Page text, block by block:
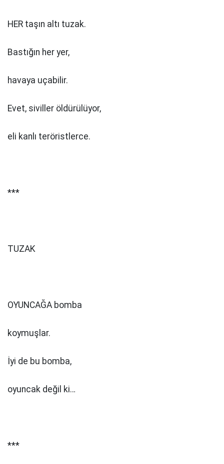
HER taşın altı tuzak.
Bastığın her yer,
havaya uçabilir.
Evet, siviller öldürülüyor,
eli kanlı teröristlerce.
***
TUZAK
OYUNCAĞA bomba
koymuşlar.
İyi de bu bomba,
oyuncak değil ki…
***